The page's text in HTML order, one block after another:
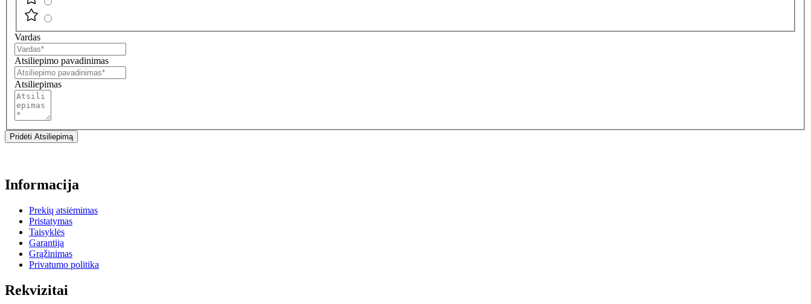
Vardas
Atsiliepimo pavadinimas
Atsiliepimas
Pridėti Atsiliepimą
Informacija
Prekių atsiėmimas
Pristatymas
Taisyklės
Garantija
Grąžinimas
Privatumo politika
Rekvizitai